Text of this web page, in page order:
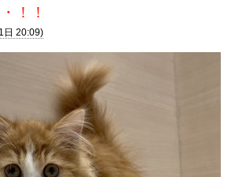
！！
日 20:09)